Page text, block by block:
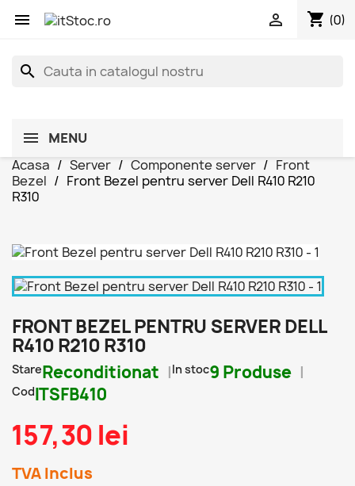
 shopping_cart (0)

search
MENU
Acasa
Server Componente server
Front
Bezel
Front Bezel pentru server Dell R410 R210
R310
FRONT BEZEL PENTRU SERVER DELL
R410 R210 R310
StareReconditionat In stoc9 Produse
CodITSFB410
157,30 lei
TVA Inclus